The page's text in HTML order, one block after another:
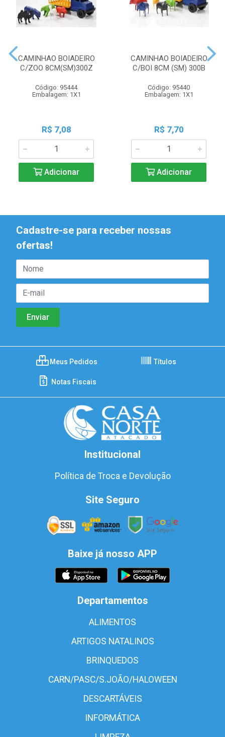
CAMINHAO BOIADEIRO
C/ZOO 8CM(SM)300Z
Código: 95444
Embalagem: 1X1
R$ 7,08
Adicionar
CAMINHAO BOIADEIRO
C/BOI 8CM (SM) 300B
Código: 95440
Embalagem: 1X1
R$ 7,70
Adicionar
Cadastre-se para receber nossas
ofertas!
Meus Pedidos Títulos
Notas Fiscais
Institucional
Política de Troca e Devolução
Site Seguro
Baixe já nosso APP
Departamentos
ALIMENTOS
ARTIGOS NATALINOS
BRINQUEDOS
CARN/PASC/S.JOÃO/HALOWEEN
DESCARTÁVEIS
INFORMÁTICA